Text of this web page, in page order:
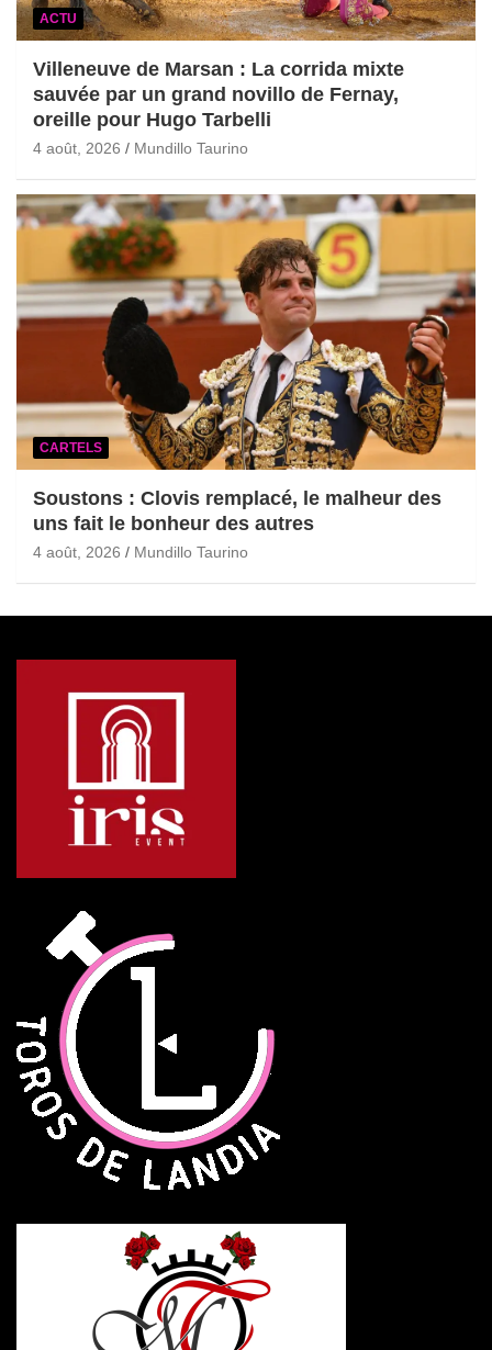
ACTU
Villeneuve de Marsan : La corrida mixte
sauvée par un grand novillo de Fernay,
oreille pour Hugo Tarbelli
4 août, 2026 Mundillo Taurino
CARTELS
Soustons : Clovis remplacé, le malheur des
uns fait le bonheur des autres
4 août, 2026 Mundillo Taurino